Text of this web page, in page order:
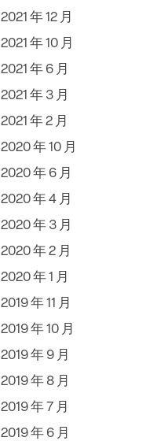
2021 年 12 月
2021 年 10 月
2021 年 6 月
2021 年 3 月
2021 年 2 月
2020 年 10 月
2020 年 6 月
2020 年 4 月
2020 年 3 月
2020 年 2 月
2020 年 1 月
2019 年 11 月
2019 年 10 月
2019 年 9 月
2019 年 8 月
2019 年 7 月
2019 年 6 月